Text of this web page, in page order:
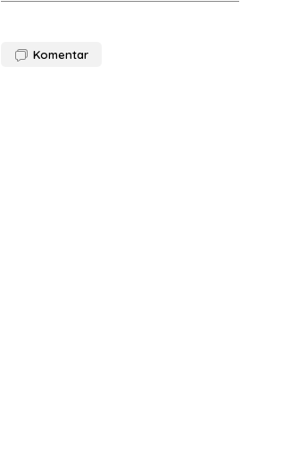
Komentar